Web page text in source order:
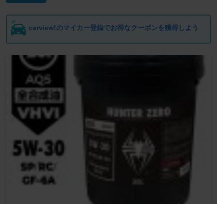
carview!のマイカー登録でお得なクーポンを獲得しよう